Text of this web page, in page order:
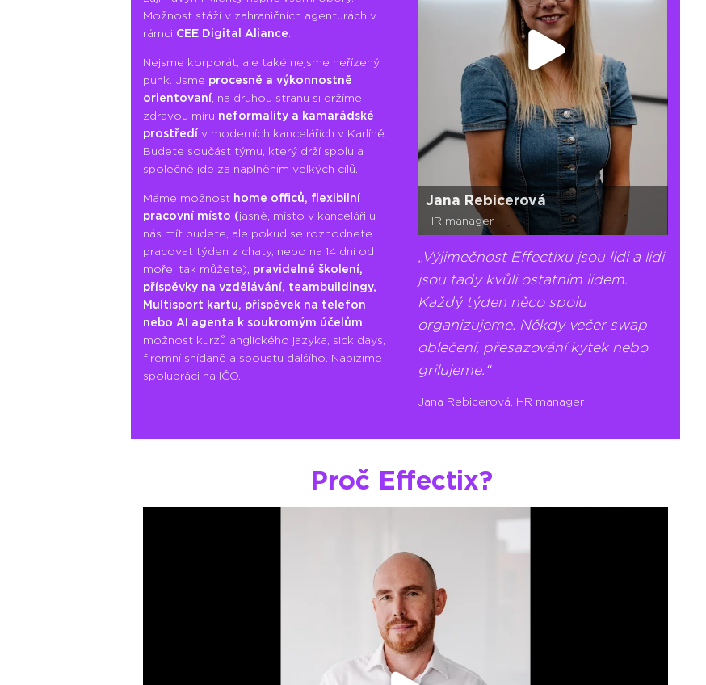
Možnost stáží v zahraničních agenturách v
rámci CEE Digital Aliance
Nejsme korporát, ale také nejsme neřízený
punk. Jsme procesně a výkonnostně
orientovaní , na druhou stranu si držíme
zdravou míru neformality a kamarádské
prostředí v moderních kancelářích v Karlíně.
Budete součást týmu, který drží spolu a
společně jde za naplněním velkých cílů.
Máme možnost home officů, flexibilní
pracovní místo (jasně, místo v kanceláři u
nás mít budete, ale pokud se rozhodnete
pracovat týden z chaty, nebo na 14 dní od
moře, tak můžete), pravidelné školení,
příspěvky na vzdělávání, teambuildingy,
Multisport kartu, příspěvek na telefon
nebo AI agenta k soukromým účelům
možnost kurzů anglického jazyka, sick days,
firemní snídaně a spoustu dalšího. Nabízíme
spolupráci na IČO.
Jana Rebicerová
HR manager
Výjimečnost Effectixu jsou lidi a lidi
jsou tady kvůli ostatním lidem.
Každý týden něco spolu
organizujeme. Někdy večer swap
oblečení, přesazování kytek nebo
grilujeme.
Jana Rebicerová HR manager
Proč Effectix?